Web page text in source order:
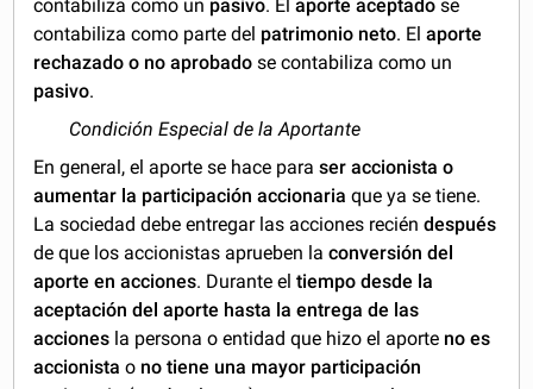
contabiliza como un pasivo. Elaporte aceptado se
contabiliza como parte del patrimonio neto. Elaporte
rechazado o no aprobado se contabiliza como un
pasivo.
Condición Especial de la Aportante
En general, el aporte se hace paraser accionista o
aumentar la participación accionaria que ya se tiene.
La sociedad debe entregar las acciones reciéndespués
de que los accionistas aprueben laconversión del
aporte en acciones. Durante eltiempo desde la
aceptación del aporte hasta la entrega de las
acciones la persona o entidad que hizo el aporte no es
accionista o no tiene una mayor participación